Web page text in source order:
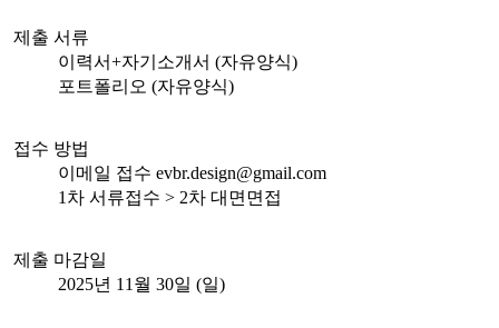
제출 서류
이력서+자기소개서 (자유양식)
포트폴리오 (자유양식)
접수 방법
이메일 접수 evbr.design@gmail.com
1차 서류접수 > 2차 대면면접
제출 마감일
2025년 11월 30일 (일)